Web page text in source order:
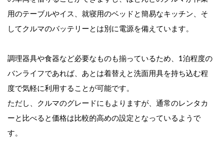
用のテーブルやイス、就寝用のベッドと簡易なキッチン、そ
してクルマのバッテリーとは別に電源を備えています。
調理器具や食器など必要なものも揃っているため、1泊程度の
バンライフであれば、あとは着替えと洗面用具を持ち込む程
度で気軽に利用することが可能です。
ただし、クルマのグレードにもよりますが、 通常のレンタカ
ーと比べると価格は比較的高めの設定となっているようで
す。